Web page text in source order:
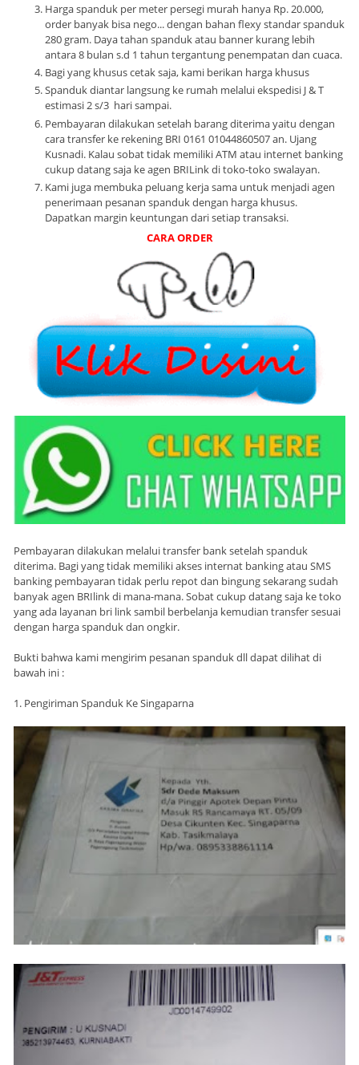
Harga spanduk per meter persegi murah hanya Rp. 20.000,
order banyak bisa nego... dengan bahan flexy standar spanduk
280 gram. Daya tahan spanduk atau banner kurang lebih
antara 8 bulan s.d 1 tahun tergantung penempatan dan cuaca.
Bagi yang khusus cetak saja, kami berikan harga khusus
Spanduk diantar langsung ke rumah melalui ekspedisi J & T
estimasi 2 s/3 hari sampai.
Pembayaran dilakukan setelah barang diterima yaitu dengan
cara transfer ke rekening BRI 0161 01044860507 an. Ujang
Kusnadi. Kalau sobat tidak memiliki ATM atau internet banking
cukup datang saja ke agen BRILink di toko-toko swalayan.
Kami juga membuka peluang kerja sama untuk menjadi agen
penerimaan pesanan spanduk dengan harga khusus.
Dapatkan margin keuntungan dari setiap transaksi.
CARA ORDER
Pembayaran dilakukan melalui transfer bank setelah spanduk
diterima. Bagi yang tidak memiliki akses internat banking atau SMS
banking pembayaran tidak perlu repot dan bingung sekarang sudah
banyak agen BRIlink di mana-mana. Sobat cukup datang saja ke toko
yang ada layanan bri link sambil berbelanja kemudian transfer sesuai
dengan harga spanduk dan ongkir.
Bukti bahwa kami mengirim pesanan spanduk dll dapat dilihat di
bawah ini :
1. Pengiriman Spanduk Ke Singaparna